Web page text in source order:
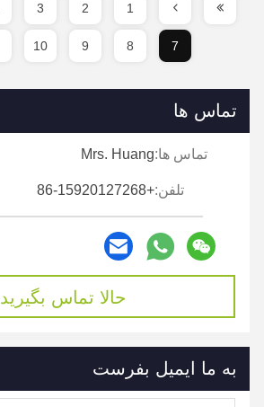
1
2
3
7
8
9
10
تماس ها
تماس ها:Mrs. Huang
تلفن:+86-15920127268
حالا تماس بگیرید
به ما ایمیل بفرست